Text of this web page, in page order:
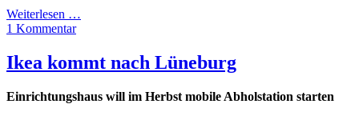
Weiterlesen …
1 Kommentar
Ikea kommt nach Lüneburg
Einrichtungshaus will im Herbst mobile Abholstation starten